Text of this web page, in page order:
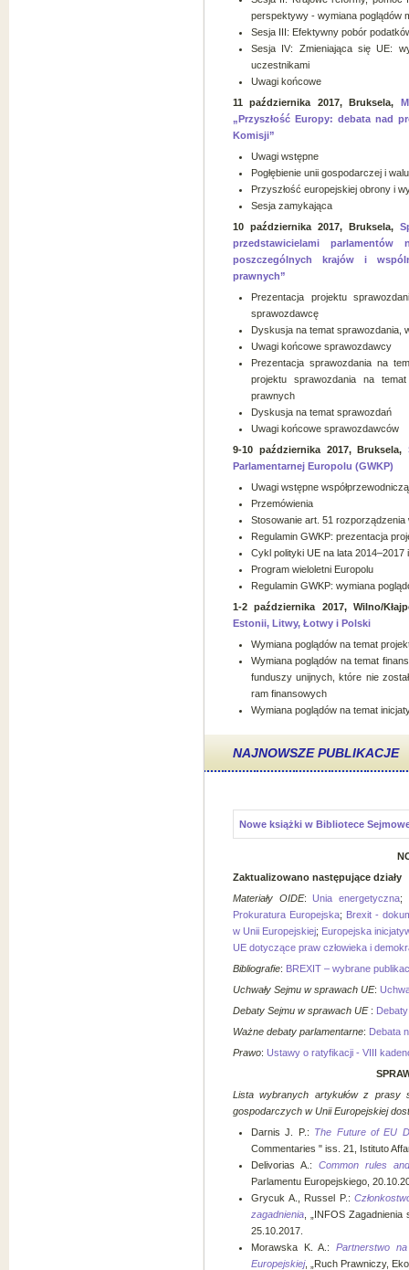
perspektywy - wymiana poglądów
Sesja III: Efektywny pobór
Sesja IV: Zmieniająca się UE:
uczestnikami
Uwagi końcowe
11października 2017, Bruksela,
„Przyszłość Europy: debata nad
Komisji”
Uwagi wstępne
Pogłębienie unii gospodarczej i
Przyszłość europejskiej obrony i
Sesja zamykająca
10 października 2017, Bruksela,
przedstawicielami
poszczególnych krajów i
prawnych”
Prezentacja projektu
sprawozdawcę
Dyskusja na temat sprawozdania,
Uwagi końcowe sprawozdawcy
Prezentacja sprawozdania na
projektu sprawozdania na
prawnych
Dyskusja na temat sprawozdań
Uwagi końcowe sprawozdawców
9-10 października 2017, Bruksela,
Parlamentarnej Europolu (GWKP)
Uwagi wstępne
Przemówienia
Stosowanie art. 51 rozporządzenia
Regulamin GWKP: prezentacja
Cykl polityki UE na lata 2014–2017
Program wieloletni Europolu
Regulamin GWKP: wymiana
1-2października 2017, Wilno/
Estonii, Litwy, Łotwy i Polski
Wymiana poglądów na temat
Wymiana poglądów na temat
funduszy unijnych, które nie
ram finansowych
Wymiana poglądów na temat
NAJNOWSZE PUBLIKACJE
Nowe książki w Bibliotece
Zaktualizowano następujące działy
Materiały OIDE:Unia energetyczna;
Prokuratura Europejska; Brexit -
w Unii Europejskiej; Europejska
UE dotyczące praw człowieka i
Bibliografie: BREXIT – wybrane
Uchwały Sejmu w sprawach UE:
Debaty Sejmu w sprawach UE :
Ważne debaty parlamentarne: Debata
Prawo: Ustawy o ratyfikacji - VIII
Lista wybranych artykułów z prasy
gospodarczych w Unii Europejskiej
Darnis J. P.: The Future of EU
Commentaries " iss. 21, Istituto
Delivorias A.: Common rules
Parlamentu Europejskiego,
Grycuk A., Russel P.:
zagadnienia , „INFOS
25.10.2017.
Morawska K. A.: Partnerstwo
Europejskiej, „Ruch Prawniczy,